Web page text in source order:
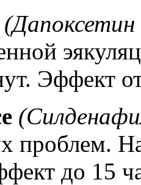
Эффект
проблем.
до 15